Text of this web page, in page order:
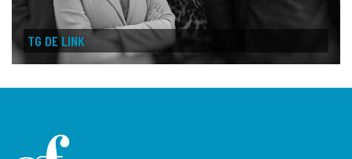
TG DE LINK